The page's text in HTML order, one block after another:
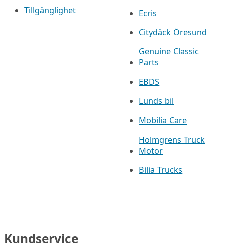
Tillgänglighet
Ecris
Citydäck Öresund
Genuine Classic
Parts
EBDS
Lunds bil
Mobilia Care
Holmgrens Truck
Motor
Bilia Trucks
Kundservice